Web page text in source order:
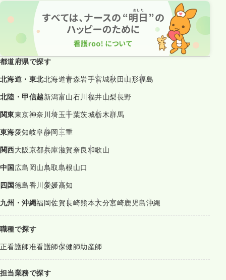
都道府県で探す
北海道・東北北海道青森岩手宮城秋田山形福島
北陸・甲信越新潟富山石川福井山梨長野
関東東京神奈川埼玉千葉茨城栃木群馬
東海愛知岐阜静岡三重
関西大阪京都兵庫滋賀奈良和歌山
中国広島岡山鳥取島根山口
四国徳島香川愛媛高知
九州・沖縄福岡佐賀長崎熊本大分宮崎鹿児島沖縄
職種で探す
正看護師准看護師保健師助産師
担当業務で探す